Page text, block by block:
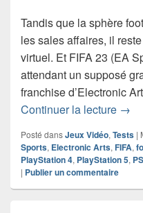
Tandis que la sphère
les sales affaires, il
virtuel. Et FIFA 23 (EA
attendant un supposé
franchise d’Electronic
Continuer la lecture →
Posté dansJeux Vidéo, Tests |
Sports, Electronic Arts, FIFA,
PlayStation 4, PlayStation 5,
| Publier un commentaire